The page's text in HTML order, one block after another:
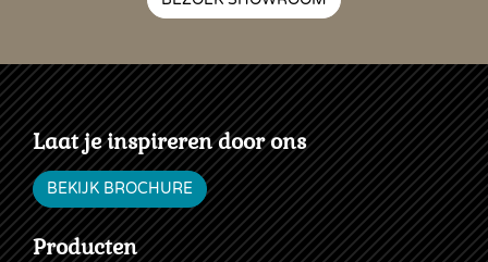
Laat je inspireren door ons
BEKIJK BROCHURE
Producten